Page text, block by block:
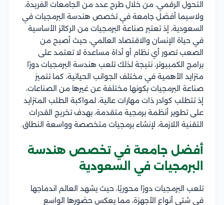
التحول الرقمي، من خلال طرح عدد من الجامعات الفريدة،
ولاسيما أفضل جامعة في تخصص هندسة البرمجيات في
السعودية، إذ تعتبر صناعة البرمجيات من الركائز الأساسية
في حياة الإنسان والاقتصاد العالمي، حيث أصبح من
الصعب تصور أي نظام أو أداة مساعدة لا تعتمد على
برامج الكمبيوتر، نتيجة لذلك تلعب هندسة البرمجيات دورًا
متزايد الأهمية في مختلف الجوانب الحياتية، كما تتميز
صناعة البرمجيات بكونها مختلفة عن غيرها من الصناعات،
إذ تتطلب كوادر ذات مهارات عالية، لمواكبة الطلب المتزايد
على تطوير أنظمة برمجية متقدمة، بهدف تخريج القدرات
التقنية اللازمة، لإنشاء برمجيات متخصصة وواسعة النطاق.
أفضل جامعة في تخصص هندسة
البرمجيات في السعودية
تلعب البرمجيات دورًا محوريًا، حيث يشهد العالم اندماجها
في شتى أنواع الأجهزة، مما يعكس حضورها الواسع